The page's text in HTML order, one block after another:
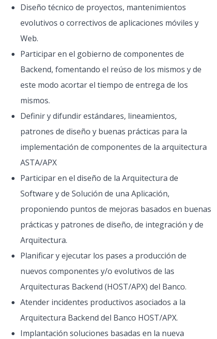
Diseño técnico de proyectos, mantenimientos
evolutivos o correctivos de aplicaciones móviles y
Web.
Participar en el gobierno de componentes de
Backend, fomentando el reúso de los mismos y de
este modo acortar el tiempo de entrega de los
mismos.
Definir y difundir estándares, lineamientos,
patrones de diseño y buenas prácticas para la
implementación de componentes de la arquitectura
ASTA/APX
Participar en el diseño de la Arquitectura de
Software y de Solución de una Aplicación,
proponiendo puntos de mejoras basados en buenas
prácticas y patrones de diseño, de integración y de
Arquitectura.
Planificar y ejecutar los pases a producción de
nuevos componentes y/o evolutivos de las
Arquitecturas Backend (HOST/APX) del Banco.
Atender incidentes productivos asociados a la
Arquitectura Backend del Banco HOST/APX.
Implantación soluciones basadas en la nueva